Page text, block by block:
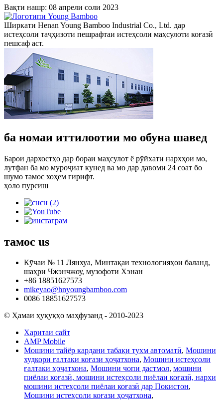
Вақти нашр: 08 апрели соли 2023
Ширкати Henan Young Bamboo Industrial Co., Ltd. дар
истеҳсоли таҷҳизоти пешрафтаи истеҳсоли маҳсулоти коғазӣ
пешсаф аст.
ба номаи иттилоотии мо обуна шавед
Барои дархостҳо дар бораи маҳсулот ё рӯйхати нархҳои мо,
лутфан ба мо муроҷиат кунед ва мо дар давоми 24 соат бо
шумо тамос хоҳем гирифт.
ҳоло пурсиш
тамос us
Кӯчаи № 11 Лянхуа, Минтақаи технологияҳои баланд,
шаҳри Чжэнчжоу, музофоти Хэнан
+86 18851627573
mikeyao@hnyoungbamboo.com
0086 18851627573
© Ҳамаи ҳуқуқҳо маҳфузанд - 2010-2023
Харитаи сайт
AMP Mobile
Мошини тайёр кардани табақи тухм автоматӣ, Мошини
худкори ғалтаки коғази ҳоҷатхона, Мошини истеҳсоли
ғалтаки ҳоҷатхона, Мошини чопи дастмол, мошини
пиёлаи коғазӣ, мошини истеҳсоли пиёлаи коғазӣ, нархи
мошини истеҳсоли пиёлаи коғазӣ дар Покистон,
Мошини истеҳсоли коғази ҳоҷатхона,